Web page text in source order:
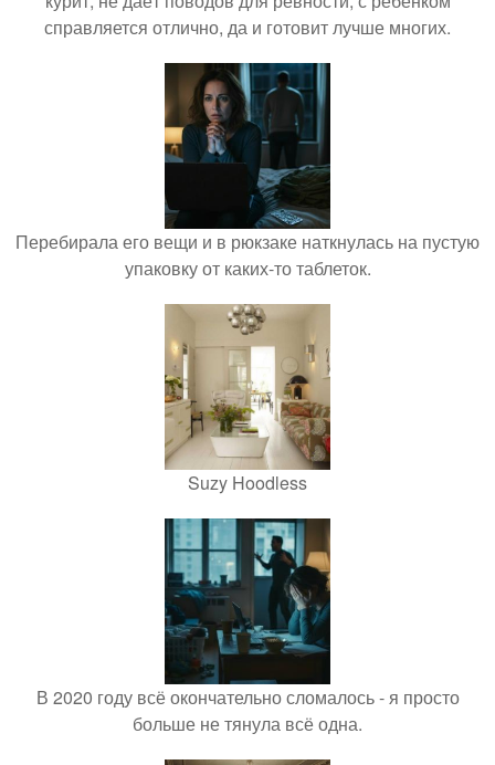
справляется отлично, да и готовит лучше многих.
Перебирала его вещи и в рюкзаке наткнулась на пустую
упаковку от каких-то таблеток.
Suzy Hoodless
В 2020 году всё окончательно сломалось - я просто
больше не тянула всё одна.